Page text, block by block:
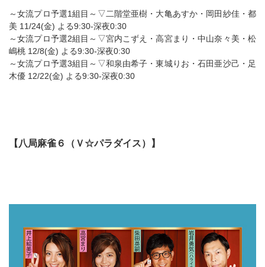
～女流プロ予選1組目～▽二階堂亜樹・大亀あすか・岡田紗佳・都
美 11/24(金) よる9:30-深夜0:30
～女流プロ予選2組目～▽宮内こずえ・高宮まり・中山奈々美・松
嶋桃 12/8(金) よる9:30-深夜0:30
～女流プロ予選3組目～▽和泉由希子・東城りお・石田亜沙己・足
木優 12/22(金) よる9:30-深夜0:30
【八局麻雀６（Ｖ☆パラダイス）】